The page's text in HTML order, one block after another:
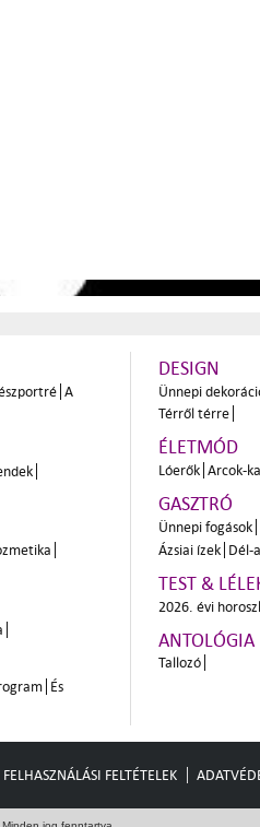
A
És
DESIGN
Ünnepi
Térről térre
ÉLETMÓD
Lóerők Arcok-
GASZTRÓ
Ünnepi fogások
Ázsiai ízek Dél-
TEST &
2026. évi
ANTOLÓGIA
Tallozó
FELHASZNÁLÁSI FELTÉTELEK